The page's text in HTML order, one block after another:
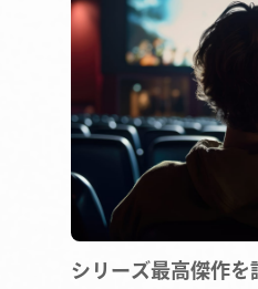
シリーズ最高傑作を